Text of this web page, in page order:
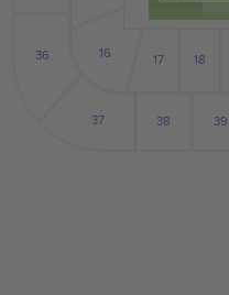
17 18
16
37 38 39
36